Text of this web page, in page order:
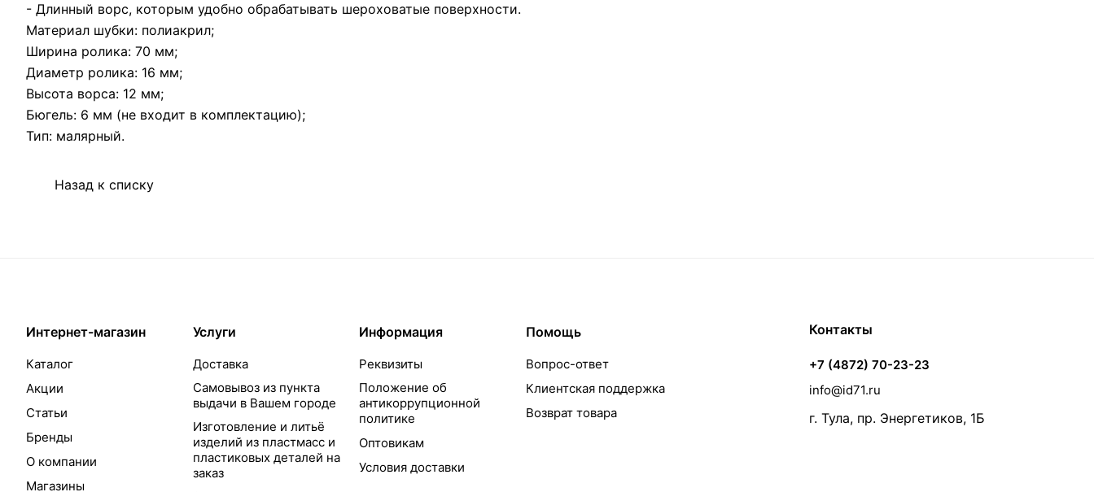
- Длинный ворс, которым удобно обрабатывать шероховатые поверхности.
Материал шубки: полиакрил;
Ширина ролика: 70 мм;
Диаметр ролика: 16 мм;
Высота ворса: 12 мм;
Бюгель: 6 мм (не входит в комплектацию);
Тип: малярный.
Назад к списку
Интернет-магазин
Каталог
Акции
Статьи
Бренды
О компании
Магазины
Услуги
Доставка
Самовывоз из пункта
выдачи в Вашем городе
Изготовление и литьё
изделий из пластмасс и
пластиковых деталей на
заказ
Информация
Реквизиты
Положение об
антикоррупционной
политике
Оптовикам
Условия доставки
Помощь
Вопрос-ответ
Клиентская поддержка
Возврат товара
Контакты
+7 (4872) 70-23-23
info@id71.ru
г. Тула, пр. Энергетиков, 1Б